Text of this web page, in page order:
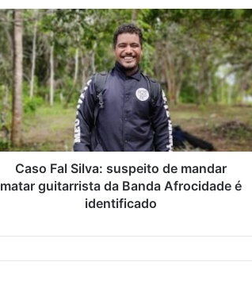
Caso Fal Silva: suspeito de mandar
matar guitarrista da Banda Afrocidade é
identificado